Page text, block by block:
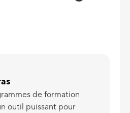
de formation
outil puissant pour